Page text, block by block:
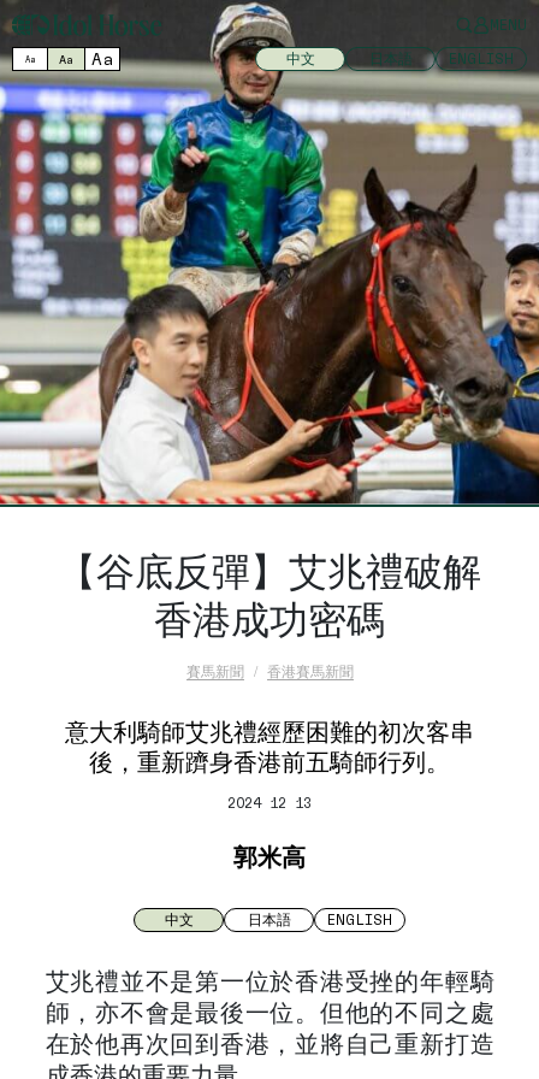
MENU
Aa Aa Aa 中文 日本語 ENGLISH
【谷底反彈】艾兆禮破解
香港成功密碼
賽馬新聞 香港賽馬新聞
意大利騎師艾兆禮經歷困難的初次客串
後，重新躋身香港前五騎師行列。
2024 12 13
郭米高
中文 日本語 ENGLISH
艾兆禮並不是第一位於香港受挫的年輕騎
師，亦不會是最後一位。但他的不同之處
在於他再次回到香港，並將自己重新打造